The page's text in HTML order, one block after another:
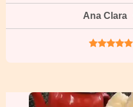
Ana Clara